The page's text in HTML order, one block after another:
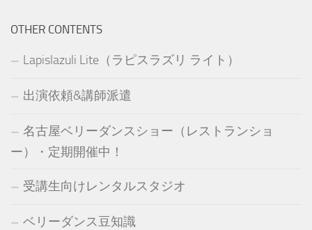
OTHER CONTENTS
Lapislazuli Lite（ラピスラズリ ライト）
出演依頼&講師派遣
名古屋ベリーダンスショー（レストランショ
ー）・定期開催中！
受講生向けレンタルスタジオ
ベリーダンス豆知識